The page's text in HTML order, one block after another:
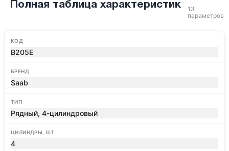
Полная таблица характеристик
13
параметров
КОД
B205E
БРЕНД
Saab
ТИП
Рядный, 4-цилиндровый
ЦИЛИНДРЫ, ШТ
4